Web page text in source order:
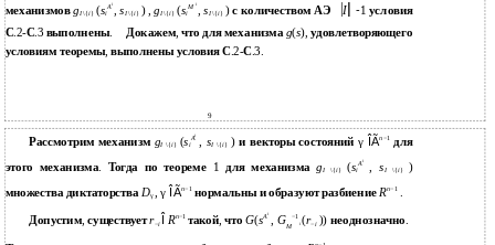
механизмовgI\{i }(si
A i ,sI\{i ) ,gI\{i }(si
M i ,sI\{i )с количеством АЭ I -1 условия
С.2-С.3 выполнены. Докажем, что для механизмаg(s),удовлетворяющего
условиям теоремы,выполнены условия С.2-С.3.
9
Рассмотрим механизм gI\{i} (si
Ai sI \{i} )и векторы состояний γ ÎÃn−1 для
этого механизма. Тогда по теореме 1для механизмаgI\{i}(si
A i ,sI \{i} )
множества диктаторства Dγ ,γ ÎÃn−1 нормальны и образуют разбиение Rn−1
Допустим,существуетr−i ÎRn−1 такой,чтоG(sAi , GM
−1
i(r−i ))неоднозначно.